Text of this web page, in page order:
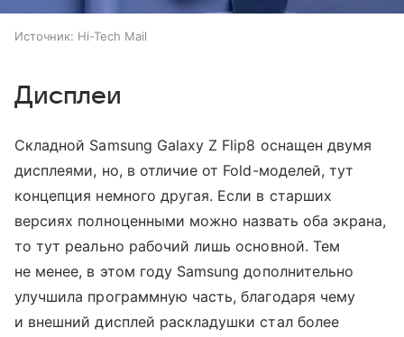
Источник: Hi-Tech Mail
Дисплеи
Складной Samsung Galaxy Z Flip8 оснащен двумя
дисплеями, но, в отличие от Fold-моделей, тут
концепция немного другая. Если в старших
версиях полноценными можно назвать оба экрана,
то тут реально рабочий лишь основной. Тем
не менее, в этом году Samsung дополнительно
улучшила программную часть, благодаря чему
и внешний дисплей раскладушки стал более